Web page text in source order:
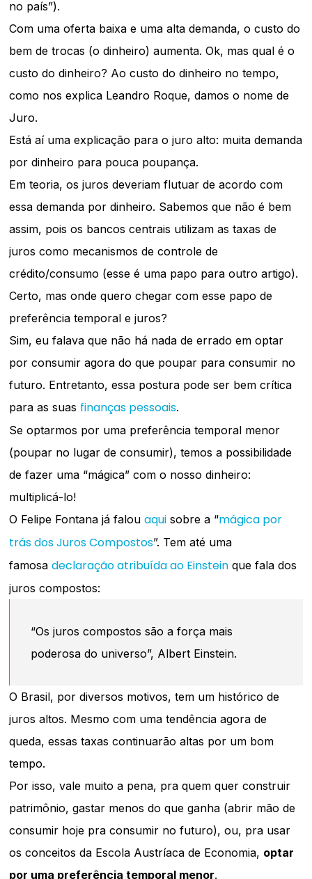
no país”).
Com uma oferta baixa e uma alta demanda, o custo do
bem de trocas (o dinheiro) aumenta. Ok, mas qual é o
custo do dinheiro? Ao custo do dinheiro no tempo,
como nos explica Leandro Roque, damos o nome de
Juro.
Está aí uma explicação para o juro alto: muita demanda
por dinheiro para pouca poupança.
Em teoria, os juros deveriam flutuar de acordo com
essa demanda por dinheiro. Sabemos que não é bem
assim, pois os bancos centrais utilizam as taxas de
juros como mecanismos de controle de
crédito/consumo (esse é uma papo para outro artigo).
Certo, mas onde quero chegar com esse papo de
preferência temporal e juros?
Sim, eu falava que não há nada de errado em optar
por consumir agora do que poupar para consumir no
futuro. Entretanto, essa postura pode ser bem crítica
para as suas finanças pessoais.
Se optarmos por uma preferência temporal menor
(poupar no lugar de consumir), temos a possibilidade
de fazer uma “mágica” com o nosso dinheiro:
multiplicá-lo!
O Felipe Fontana já falou aquisobre a “mágica por
trás dos Juros Compostos”. Tem até uma
famosa declaração atribuída ao Einsteinque fala dos
juros compostos:
“Os juros compostos são a força mais
poderosa do universo”, Albert Einstein.
O Brasil, por diversos motivos, tem um histórico de
juros altos. Mesmo com uma tendência agora de
queda, essas taxas continuarão altas por um bom
tempo.
Por isso, vale muito a pena, pra quem quer construir
patrimônio, gastar menos do que ganha (abrir mão de
consumir hoje pra consumir no futuro), ou, pra usar
os conceitos da Escola Austríaca de Economia, optar
por uma preferência temporal menor.